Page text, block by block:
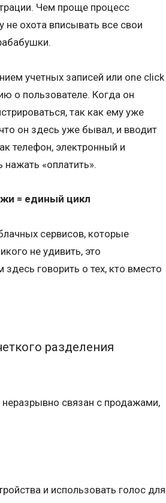
Чем проще процесс
охота вписывать все свои
учетных записей или one click
о пользователе. Когда он
так как ему уже
он здесь уже бывал, и вводит
телефон, электронный и
«оплатить».
= единый цикл
сервисов, которые
не удивить, это
говорить о тех, кто вместо
разделения
неразрывно связан с продажами,
и использовать голос для